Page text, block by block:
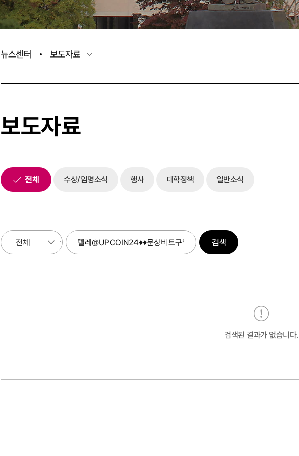
뉴스센터 보도자료
보도자료
전체 수상/임명소식 행사 대학정책 일반소식
검색
검색된 결과가 없습니다.